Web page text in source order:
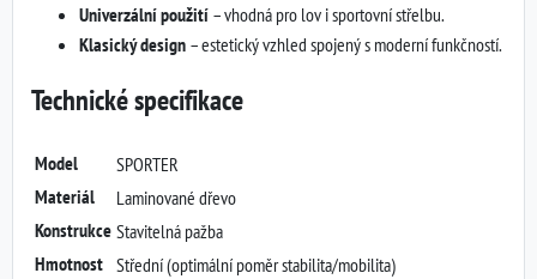
Univerzální použití – vhodná pro lov i sportovní střelbu.
Klasický design – estetický vzhled spojený s moderní funkčností.
Technické specifikace
Model SPORTER
Materiál Laminované dřevo
Konstrukce Stavitelná pažba
Hmotnost Střední (optimální poměr stabilita/mobilita)